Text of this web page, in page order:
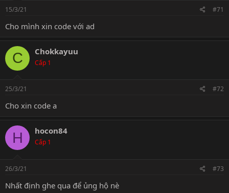
15/3/21 #71
Cho mình xin code với ad
C Chokkayuu
Cấp 1
25/3/21 #72
Cho xin code a
H hocon84
Cấp 1
26/3/21 #73
Nhất định ghe qua để ủng hộ nè